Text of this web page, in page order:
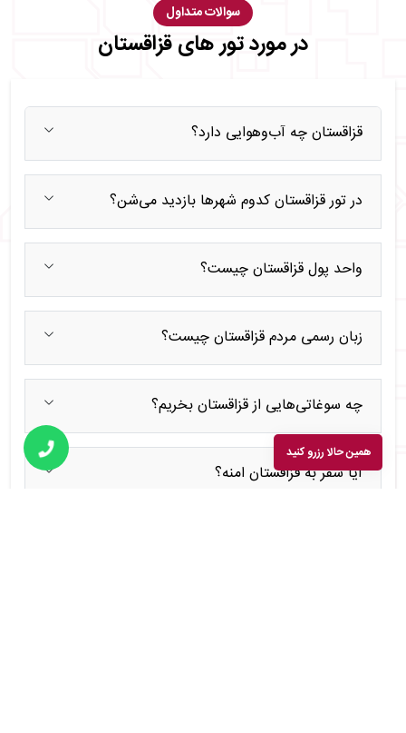
سوالات متداول
در مورد تور های قزاقستان
قزاقستان چه آب‌وهوایی دارد؟
در تور قزاقستان کدوم شهرها بازدید می‌شن؟
واحد پول قزاقستان چیست؟
زبان رسمی مردم قزاقستان چیست؟
چه سوغاتی‌هایی از قزاقستان بخریم؟
آیا سفر به قزاقستان امنه؟
همین حالا رزرو کنید